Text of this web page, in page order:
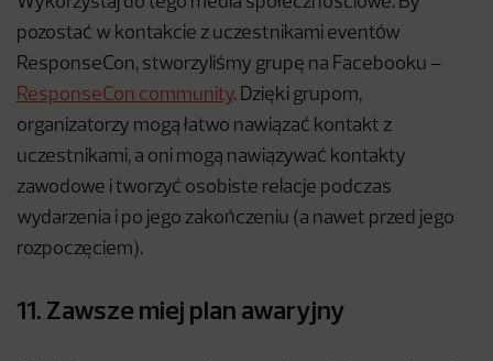
pozostać w kontakcie z uczestnikami eventów
ResponseCon, stworzyliśmy grupę na Facebooku –
ResponseCon community. Dzięki grupom,
organizatorzy mogą łatwo nawiązać kontakt z
uczestnikami, a oni mogą nawiązywać kontakty
zawodowe i tworzyć osobiste relacje podczas
wydarzenia i po jego zakończeniu (a nawet przed jego
rozpoczęciem).
11. Zawsze miej plan awaryjny